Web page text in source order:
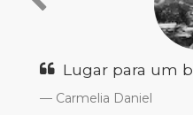
Lugar para um
Carmelia Daniel